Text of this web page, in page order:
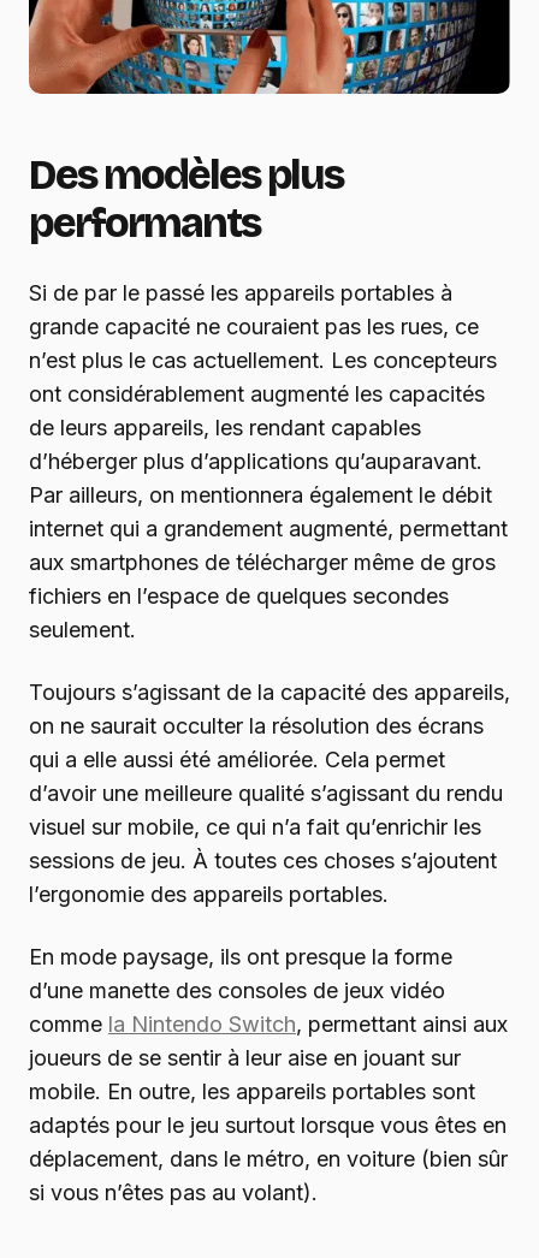
Des modèles plus
performants
Si de par le passé les appareils portables à
grande capacité ne couraient pas les rues, ce
n’est plus le cas actuellement. Les concepteurs
ont considérablement augmenté les capacités
de leurs appareils, les rendant capables
d’héberger plus d’applications qu’auparavant.
Par ailleurs, on mentionnera également le débit
internet qui a grandement augmenté, permettant
aux smartphones de télécharger même de gros
fichiers en l’espace de quelques secondes
seulement.
Toujours s’agissant de la capacité des appareils,
on ne saurait occulter la résolution des écrans
qui a elle aussi été améliorée. Cela permet
d’avoir une meilleure qualité s’agissant du rendu
visuel sur mobile, ce qui n’a fait qu’enrichir les
sessions de jeu. À toutes ces choses s’ajoutent
l’ergonomie des appareils portables.
En mode paysage, ils ont presque la forme
d’une manette des consoles de jeux vidéo
comme la Nintendo Switch, permettant ainsi aux
joueurs de se sentir à leur aise en jouant sur
mobile. En outre, les appareils portables sont
adaptés pour le jeu surtout lorsque vous êtes en
déplacement, dans le métro, en voiture (bien sûr
si vous n’êtes pas au volant).